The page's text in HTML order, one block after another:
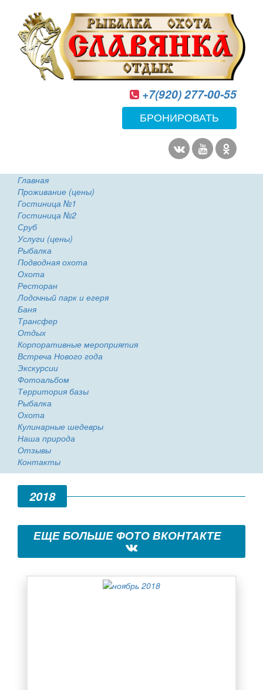
+7(920) 277-00-55
БРОНИРОВАТЬ
Главная
Проживание (цены)
Гостиница №1
Гостиница №2
Сруб
Услуги (цены)
Рыбалка
Подводная охота
Охота
Ресторан
Лодочный парк и егеря
Баня
Трансфер
Отдых
Корпоративные мероприятия
Встреча Нового года
Экскурсии
Фотоальбом
Территория базы
Рыбалка
Охота
Кулинарные шедевры
Наша природа
Отзывы
Контакты
2018
ЕЩЕ БОЛЬШЕ ФОТО ВКОНТАКТЕ